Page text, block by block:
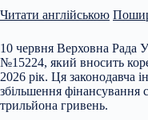
Читати англійською
10 червня Верховна Рада
№15224, який вносить
2026 рік. Ця законодавча
збільшення фінансування
трильйона гривень.